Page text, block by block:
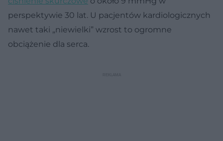
perspektywie 30 lat. U pacjentów kardiologicznych
nawet taki „niewielki” wzrost to ogromne
obciążenie dla serca.